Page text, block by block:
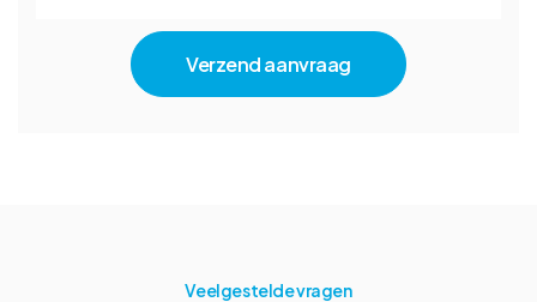
Veelgestelde vragen